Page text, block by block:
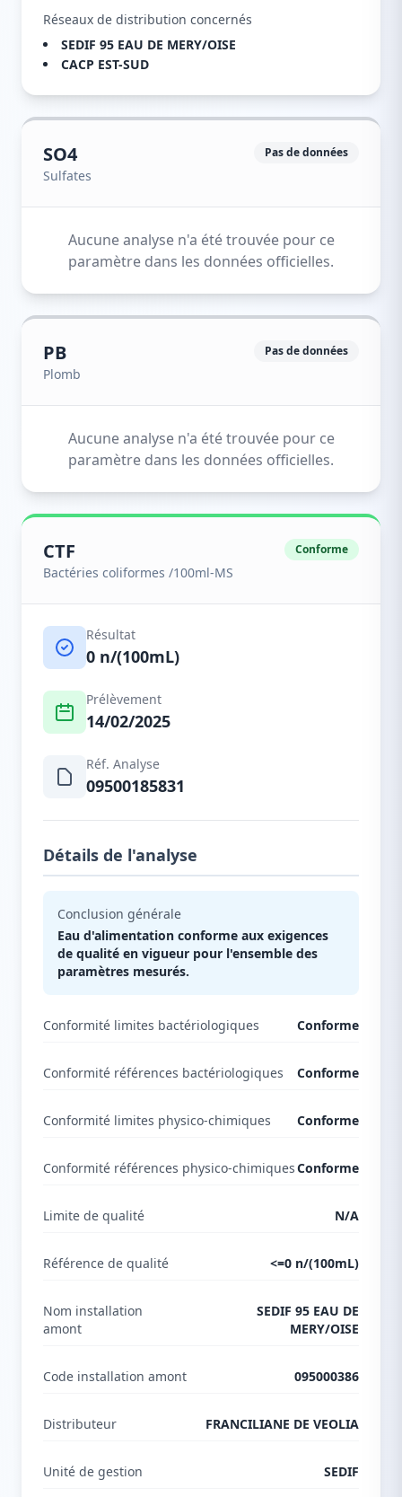
Réseaux de distribution concernés
SEDIF 95 EAU DE MERY/OISE
CACP EST-SUD
SO4
Sulfates
Pas de données
Aucune analyse n'a été trouvée pour ce
paramètre dans les données officielles.
PB
Plomb
Pas de données
Aucune analyse n'a été trouvée pour ce
paramètre dans les données officielles.
CTF
Bactéries coliformes /100ml-MS
Conforme
Résultat
0 n/(100mL)
Prélèvement
14/02/2025
Réf. Analyse
09500185831
Détails de l'analyse
Conclusion générale
Eau d'alimentation conforme aux exigences
de qualité en vigueur pour l'ensemble des
paramètres mesurés.
Conformité limites bactériologiques Conforme
Conformité références bactériologiques Conforme
Conformité limites physico-chimiques Conforme
Conformité références physico-chimiquesConforme
Limite de qualité N/A
Référence de qualité <=0 n/(100mL)
Nom installation
amont
SEDIF 95 EAU DE
MERY/OISE
Code installation amont 095000386
Distributeur FRANCILIANE DE VEOLIA
Unité de gestion SEDIF